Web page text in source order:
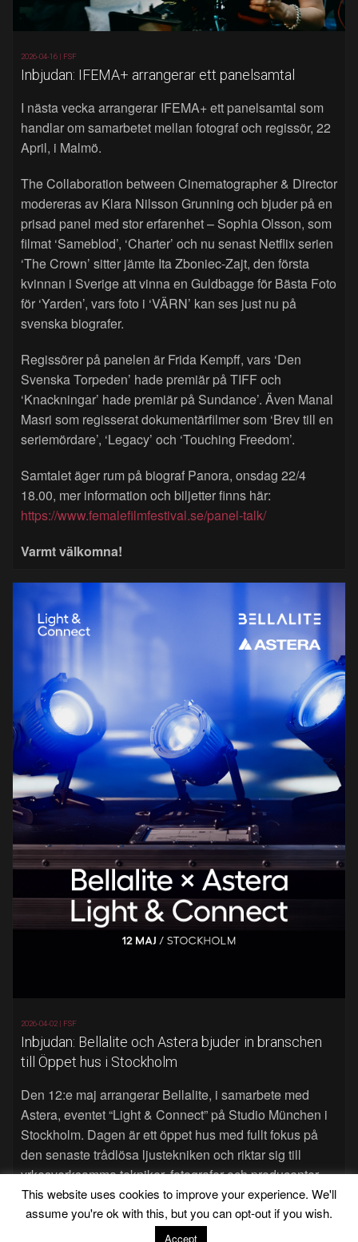
2026-04-16 | FSF
Inbjudan: IFEMA+ arrangerar ett panelsamtal
I nästa vecka arrangerar IFEMA+ ett panelsamtal som
handlar om samarbetet mellan fotograf och regissör, 22
April, i Malmö.
The Collaboration between Cinematographer & Director
modereras av Klara Nilsson Grunning och bjuder på en
prisad panel med stor erfarenhet – Sophia Olsson, som
filmat ‘Sameblod’, ‘Charter’ och nu senast Netflix serien
‘The Crown’ sitter jämte Ita Zboniec-Zajt, den första
kvinnan i Sverige att vinna en Guldbagge för Bästa Foto
för ‘Yarden’, vars foto i ‘VÄRN’ kan ses just nu på
svenska biografer.
Regissörer på panelen är Frida Kempff, vars ‘Den
Svenska Torpeden’ hade premiär på TIFF och
‘Knackningar’ hade premiär på Sundance’. Även Manal
Masri som regisserat dokumentärfilmer som ‘Brev till en
seriemördare’, ‘Legacy’ och ‘Touching Freedom’.
Samtalet äger rum på biograf Panora, onsdag 22/4
18.00, mer information och biljetter finns här:
https://www.femalefilmfestival.se/panel-talk/
Varmt välkomna!
2026-04-02 | FSF
Inbjudan: Bellalite och Astera bjuder in branschen
till Öppet hus i Stockholm
Den 12:e maj arrangerar Bellalite, i samarbete med
Astera, eventet “Light & Connect” på Studio München i
Stockholm. Dagen är ett öppet hus med fullt fokus på
den senaste trådlösa ljustekniken och riktar sig till
yrkesverksamma tekniker, fotografer och producenter.
Läs mer…
This website uses cookies to improve your experience. We'll
assume you're ok with this, but you can opt-out if you wish.
Accept